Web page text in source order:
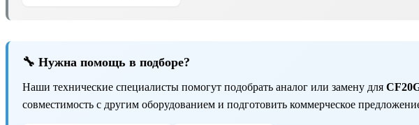
🔧 Нужна помощь в подборе?
Наши технические специалисты помогут подобрать аналог или замену для
совместимость с другим оборудованием и подготовить коммерческое